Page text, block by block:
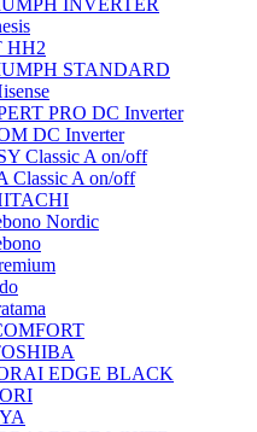
INVERTER
HH2
STANDARD
PRO DC Inverter
DC Inverter
Classic A on/off
Classic A on/off
Nordic
EDGE BLACK